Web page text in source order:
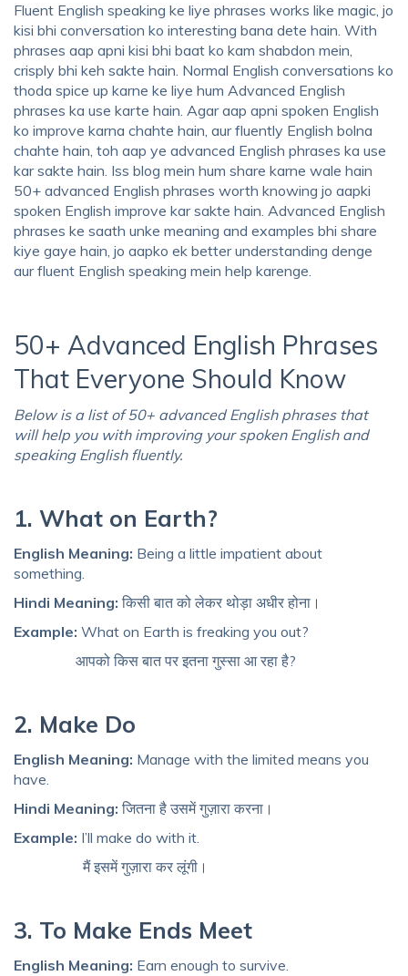
Fluent English speaking ke liye phrases works like magic, jo
kisi bhi conversation ko interesting bana dete hain. With
phrases aap apni kisi bhi baat ko kam shabdon mein,
crisply bhi keh sakte hain. Normal English conversations ko
thoda spice up karne ke liye hum Advanced English
phrases ka use karte hain. Agar aap apni spoken English
ko improve karna chahte hain, aur fluently English bolna
chahte hain, toh aap ye advanced English phrases ka use
kar sakte hain. Iss blog mein hum share karne wale hain
50+ advanced English phrases worth knowing jo aapki
spoken English improve kar sakte hain. Advanced English
phrases ke saath unke meaning and examples bhi share
kiye gaye hain, jo aapko ek better understanding denge
aurfluent English speaking mein help karenge.
50+ Advanced English Phrases
That Everyone Should Know
Below is a list of50+ advanced English phrasesthat
will help you with improving your spoken Englishand
speaking English fluently.
1. What on Earth?
English Meaning: Being a little impatient about
something.
Hindi Meaning: किसी बात को लेकर थोड़ा अधीर होना।
Example: What on Earth is freaking you out?
आपको किस बात पर इतना गुस्सा आ रहा है?
2. Make Do
English Meaning: Manage with the limited means you
have.
Hindi Meaning: जितना है उसमें गुज़ारा करना।
Example: I’ll make do with it.
मैं इसमें गुज़ारा कर लूंगी।
3. To Make Ends Meet
English Meaning: Earn enough to survive.